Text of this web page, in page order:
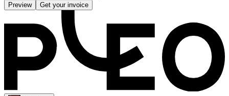
Preview Get your invoice